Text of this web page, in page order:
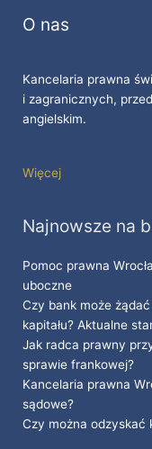
O nas
Kancelaria prawna
i zagranicznych,
angielskim.
Więcej
Najnowsze na
Pomoc prawna
uboczne
Czy bank może
kapitału? Aktualne
Jak radca prawny
sprawie frankowej?
Kancelaria prawna
sądowe?
Czy można odzyskać